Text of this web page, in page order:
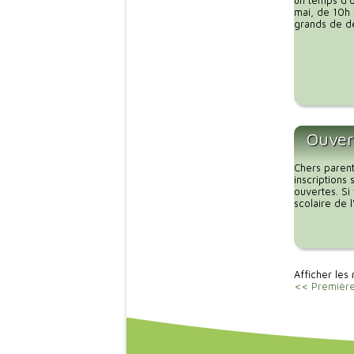
mai, de 10h
grands de
Chers
inscriptions
ouvertes.
scolaire de
Afficher les
<< Première